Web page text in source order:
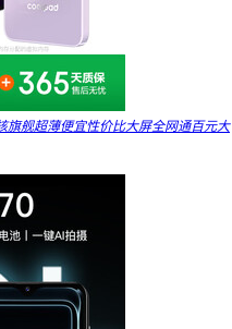
旗舰超薄便宜性价比大屏全网通百元大